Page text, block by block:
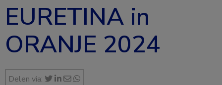
EURETINA in
ORANJE 2024
Delen via: